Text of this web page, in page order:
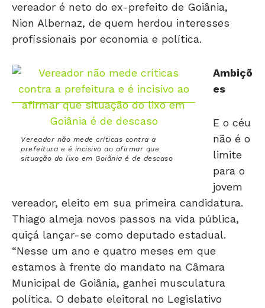
vereador é neto do ex-prefeito de Goiânia,
Nion Albernaz, de quem herdou interesses
profissionais por economia e política.
Vereador não mede críticas contra a
prefeitura e é incisivo ao afirmar que
situação do lixo em Goiânia é de descaso
Ambiçõ
es
E o céu
não é o
limite
para o
jovem
vereador, eleito em sua primeira candidatura.
Thiago almeja novos passos na vida pública,
quiçá lançar-se como deputado estadual.
“Nesse um ano e quatro meses em que
estamos à frente do mandato na Câmara
Municipal de Goiânia, ganhei musculatura
política. O debate eleitoral no Legislativo